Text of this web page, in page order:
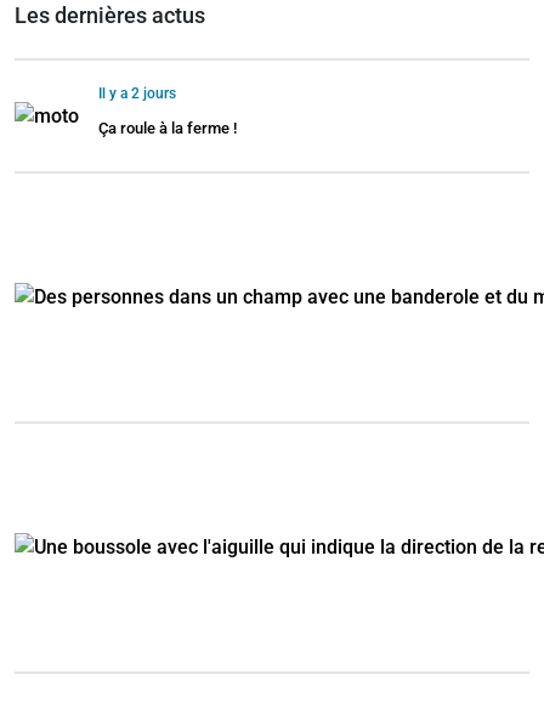
Les dernières actus
Il y a 2 jours
Ça roule à la ferme !